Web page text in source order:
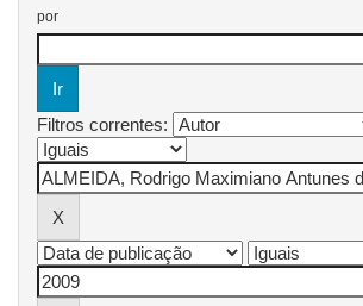
por
Filtros correntes: